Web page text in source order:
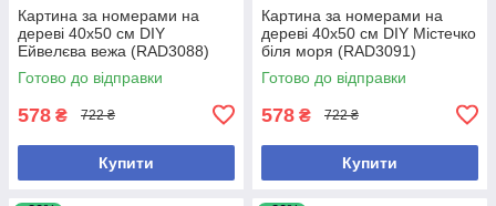
Картина за номерами на
дереві 40х50 см DIY
Ейвелєва вежа (RAD3088)
Готово до відправки
578 ₴ 722 ₴
Купити
Картина за номерами на
дереві 40х50 см DIY Містечко
біля моря (RAD3091)
Готово до відправки
578 ₴ 722 ₴
Купити